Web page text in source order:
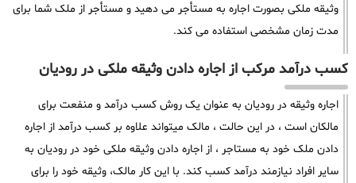
وثیقه ملکی بصورت اجاره به مستأجر می دهید و مستأجر از ملک شما برای
مدت زمان مشخصی استفاده می کند.
کسب درآمد مرکب از اجاره دادن وثیقه ملکی در رودیان
اجاره وثیقه در رودیان به عنوان یک روش کسب درآمد و منفعت برای
مالکان است ، در این حالت ، مالک میتواند علاوه بر کسب درآمد از اجاره
دادن ملک خود به مستاجر ، از اجاره دادن وثیقه ملکی خود در رودیان به
سایر افراد نیازمند درآمد کسب کند. با این کار مالک، وثیقه خود را برای